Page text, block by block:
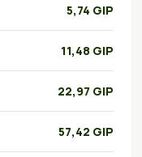
5,74 GIP
11,48 GIP
22,97 GIP
57,42 GIP